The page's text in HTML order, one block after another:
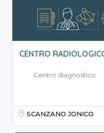
CENTRO
Centro diagnostico
SCANZANO JONICO